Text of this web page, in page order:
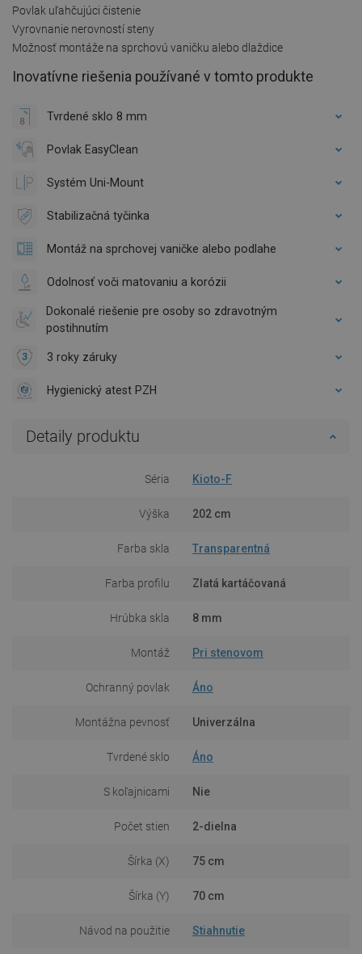
Povlak uľahčujúci čistenie
Vyrovnanie nerovností steny
Možnosť montáže na sprchovú vaničku alebo dlaždice
Inovatívne riešenia používané v tomto produkte
Tvrdené sklo 8 mm
Povlak EasyClean
Systém Uni-Mount
Stabilizačná tyčinka
Montáž na sprchovej vaničke alebo podlahe
Odolnosť voči matovaniu a korózii
Dokonalé riešenie pre osoby so zdravotným
postihnutím
3 roky záruky
Hygienický atest PZH
Detaily produktu
Séria Kioto-F
Výška 202 cm
Farba skla Transparentná
Farba profilu Zlatá kartáčovaná
Hrúbka skla 8 mm
Montáž Pri stenovom
Ochranný povlak Áno
Montážna pevnosť Univerzálna
Tvrdené sklo Áno
S koľajnicami Nie
Počet stien 2-dielna
Šírka (X) 75 cm
Šírka (Y) 70 cm
Návod na použitie Stiahnutie